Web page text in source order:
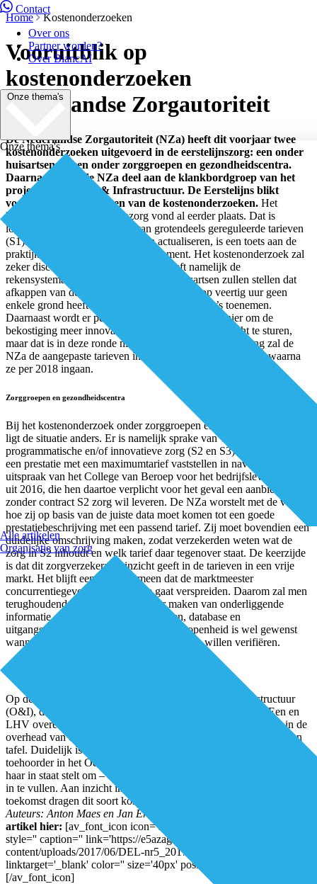
Contact
Over ons
Partner worden?
Over BiancAI
Onze thema's
Onze thema's
Alle artikelen
Organisatie van zorg
Home Kostenonderzoeken
Vooruitblik op
kostenonderzoeken
Nederlandse Zorgautoriteit
De Nederlandse Zorgautoriteit (NZa) heeft dit voorjaar twee
kostenonderzoeken uitgevoerd in de eerstelijnszorg: een onder
huisartsen en een onder zorggroepen en gezondheidscentra.
Daarnaast nam de NZa deel aan de klankbordgroep van het
project Organisatie & Infrastructuur. De Eerstelijns blikt
vooruit op de uitkomsten van de kostenonderzoeken. Het
kostenonderzoek huisartsenzorg vond al eerder plaats. Dat is
logisch, omdat hier sprake is van grotendeels gereguleerde tarieven
(S1). Om die periodiek te kunnen actualiseren, is een toets aan de
praktijk een waardevol beleidsinstrument. Het kostenonderzoek zal
zeker discussie opleveren. De NZa heeft namelijk de
rekensystematiek weer aangepast. En huisartsen zullen stellen dat
afkappen van de werkweek van de huisarts op veertig uur geen
enkele grond heeft en dat de ondernemersrisico’s toenemen.
Daarnaast wordt er periodiek gepleit voor een manier om de
bekostiging meer innovatievolgend en toekomstgericht te sturen,
maar dat is in deze ronde niet het geval. Naar verwachting zal de
NZa de aangepaste tarieven in juni 2017 openbaar maken, waarna
ze per 2018 ingaan.
Zorggroepen en gezondheidscentra
Bij het kostenonderzoek onder zorggroepen en gezondheidscentra
ligt de situatie anders. Er is namelijk sprake van vrije tarieven voor
programmatische en/of innovatieve zorg (S2 en S3). De NZa gaat
een prestatie met een maximumtarief vaststellen in navolging van de
uitspraak van het College van Beroep voor het bedrijfsleven (CBb)
uit 2016, die hen daartoe verplicht voor het geval een aanbieder
zonder contract S2 zorg wil leveren. De NZa worstelt met de vraag
hoe zij op basis van de juiste data moet komen tot een goede
prestatiebeschrijving met een passend tarief. Zij moet bovendien een
duidelijke omschrijving maken, zodat verzekerden weten wat de
zorg in S2 inhoudt en welk tarief daar tegenover staat. De keerzijde
is dat dit zorgverzekeraars inzicht geeft in de tarieven in een vrije
markt. Het blijft een raar fenomeen dat de marktmeester
concurrentiegevoelige informatie gaat verspreiden. Daarom zal men
terughoudend zijn met het openbaar maken van onderliggende
informatie, zoals onderzoeksprotocollen, database en
uitgangspunten. Dat is jammer, want die openheid is wel gewenst
wanneer partijen of derden de berekeningen willen verifiëren.
Op de achtergrond speelt de module Organisatie & Infrastructuur
(O&I), die per 2018 wordt ingevoerd. Nadat ZN, VWS, InEen en
LHV overeen waren gekomen meer eenduidigheid te brengen in de
overhead van de eerstelijnszorg, schoof de NZa als toehoorder aan
tafel. Duidelijk is dat de NZa met de kostenonderzoeken en als
toehoorder in het O&I-traject gecombineerde inzichten verkrijgt, die
haar in staat stelt om – achteromkijkend - haar rol als marktmeester
in te vullen. Aan inzicht in de bekostiging van nieuw beleid voor de
toekomst dragen dit soort kostenonderzoeken helaas niet bij.
Auteurs: Anton Maes en Jan Erik de Wildt
artikel hier: [av_font_icon icon='ue82d' font='entypo-fontello'
style='' caption='' link='https://e5azagqfxrm.exactdn.com/wp-
content/uploads/2017/06/DEL-nr5_2017_Vooruitblik-NZa_LR.pdf'
linktarget='_blank' color='' size='40px' position='left']
[/av_font_icon]